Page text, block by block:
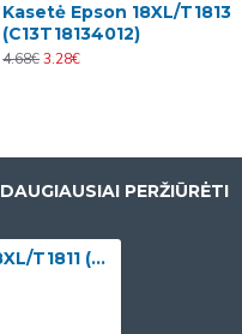
Kasetė Epson 18XL/T1813
(C13T18134012)
4.68€3.28€
DAUGIAUSIAI PERŽIŪRĖTI
Kasetė Epson 18XL/T1811 (C13T18114010)